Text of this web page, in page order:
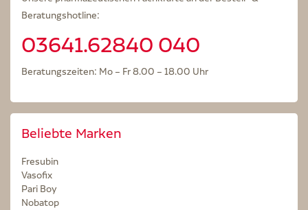
Beratungshotline:
03641.62840 040
Beratungszeiten: Mo – Fr 8.00 – 18.00 Uhr
Beliebte Marken
Fresubin
Vasofix
Pari Boy
Nobatop